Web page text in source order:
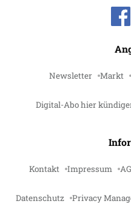
Newsletter Markt
Digital-Abo hier
Kontakt Impressum
Datenschutz Privacy